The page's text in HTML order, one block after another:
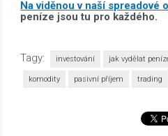
Na viděnou v naší spreadové
peníze jsou tu pro každého.
Tagy: investování jak vydělat
komodity pasivní příjem trading